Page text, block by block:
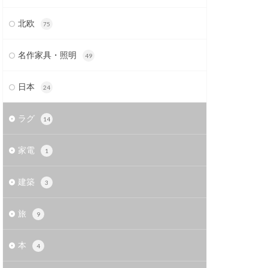
北欧 75
名作家具・照明 49
日本 24
ラグ 14
家電 1
建築 3
旅 9
本 4